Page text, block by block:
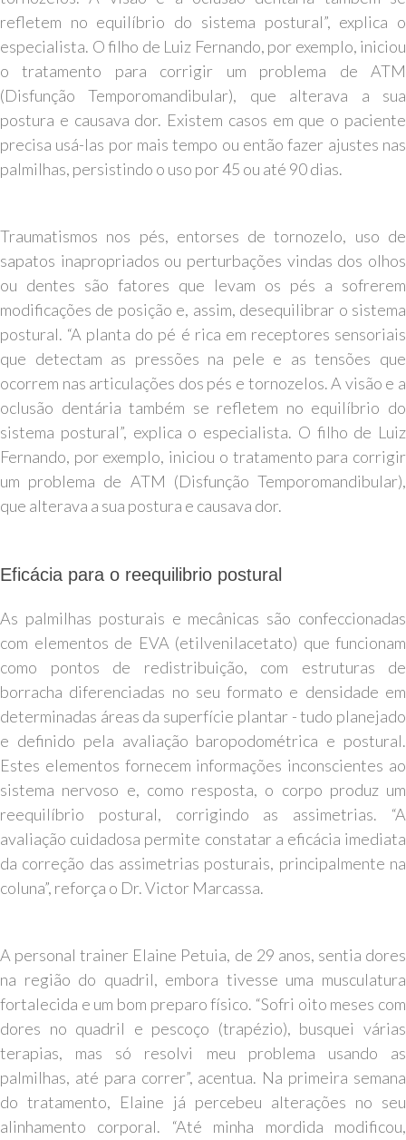
refletem no equilíbrio do sistema postural”, explica o
especialista. O filho de Luiz Fernando, por exemplo, iniciou
o tratamento para corrigir um problema de ATM
(Disfunção Temporomandibular), que alterava a sua
postura e causava dor. Existem casos em que o paciente
precisa usá-las por mais tempo ou então fazer ajustes nas
palmilhas, persistindo o uso por 45 ou até 90 dias.
Traumatismos nos pés, entorses de tornozelo, uso de
sapatos inapropriados ou perturbações vindas dos olhos
ou dentes são fatores que levam os pés a sofrerem
modificações de posição e, assim, desequilibrar o sistema
postural. “A planta do pé é rica em receptores sensoriais
que detectam as pressões na pele e as tensões que
ocorrem nas articulações dos pés e tornozelos. A visão e a
oclusão dentária também se refletem no equilíbrio do
sistema postural”, explica o especialista. O filho de Luiz
Fernando, por exemplo, iniciou o tratamento para corrigir
um problema de ATM (Disfunção Temporomandibular),
que alterava a sua postura e causava dor.
Eficácia para o reequilibrio postural
As palmilhas posturais e mecânicas são confeccionadas
com elementos de EVA (etilvenilacetato) que funcionam
como pontos de redistribuição, com estruturas de
borracha diferenciadas no seu formato e densidade em
determinadas áreas da superfície plantar - tudo planejado
e definido pela avaliação baropodométrica e postural.
Estes elementos fornecem informações inconscientes ao
sistema nervoso e, como resposta, o corpo produz um
reequilíbrio postural, corrigindo as assimetrias. “A
avaliação cuidadosa permite constatar a eficácia imediata
da correção das assimetrias posturais, principalmente na
coluna”, reforça o Dr. Victor Marcassa.
A personal trainer Elaine Petuia, de 29 anos, sentia dores
na região do quadril, embora tivesse uma musculatura
fortalecida e um bom preparo físico. “Sofri oito meses com
dores no quadril e pescoço (trapézio), busquei várias
terapias, mas só resolvi meu problema usando as
palmilhas, até para correr”, acentua. Na primeira semana
do tratamento, Elaine já percebeu alterações no seu
alinhamento corporal. “Até minha mordida modificou,